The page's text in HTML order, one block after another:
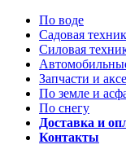
По воде
Садовая
Силовая
Запчасти и
По земле и
По снегу
Доставка и
Контакты